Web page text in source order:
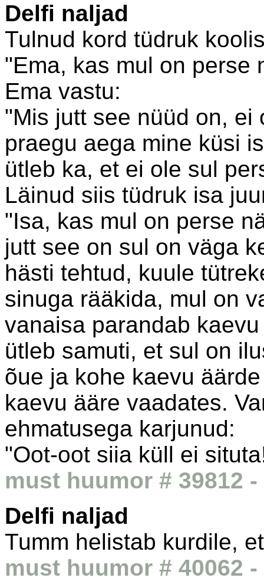
Delfi naljad
Tulnud kord tüdruk
"Ema, kas mul on perse
Ema vastu:
"Mis jutt see nüüd on, ei
praegu aega mine küsi
ütleb ka, et ei ole sul
Läinud siis tüdruk isa
"Isa, kas mul on perse
jutt see on sul on väga
hästi tehtud, kuule
sinuga rääkida, mul on
vanaisa parandab
ütleb samuti, et sul on
õue ja kohe kaevu
kaevu ääre vaadates.
ehmatusega karjunud:
"Oot-oot siia küll ei
must huumor # 39812 -
Delfi naljad
Tumm helistab kurdile,
must huumor # 40062 -